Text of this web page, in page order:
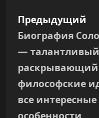
Н
а
в
и
Предыдущий
Биография
— талантливый
раскрывающий
философские
все
особенности